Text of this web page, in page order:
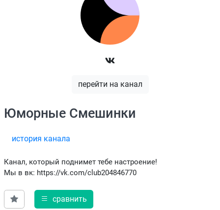
перейти на канал
Юморные Смешинки
история канала
Канал, который поднимет тебе настроение!
Мы в вк: https://vk.com/club204846770
сравнить